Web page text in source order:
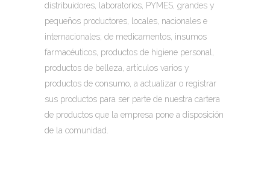
distribuidores, laboratorios, PYMES, grandes y
pequeños productores, locales, nacionales e
internacionales; de medicamentos, insumos
farmacéuticos, productos de higiene personal,
productos de belleza, artículos varios y
productos de consumo, a actualizar o registrar
sus productos para ser parte de nuestra cartera
de productos que la empresa pone a disposición
de la comunidad.